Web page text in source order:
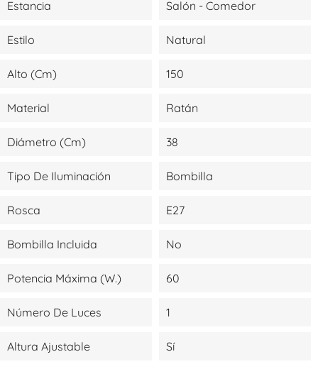
Estancia Salón - Comedor
Estilo Natural
Alto (cm) 150
Material Ratán
Diámetro (cm) 38
Tipo De Iluminación Bombilla
Rosca E27
Bombilla Incluida No
Potencia Máxima (W.) 60
Número De Luces 1
Altura Ajustable Sí